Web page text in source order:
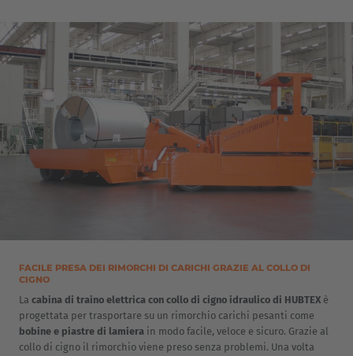
EUROPE
Belgium
Deutsch
Cesko
Deutschland
Deutsch
FACILE PRESA DEI RIMORCHI DI CARICHI GRAZIE AL COLLO DI
CIGNO
La cabina di traino elettrica con collo di cigno idraulico di HUBTEX è
progettata per trasportare su un rimorchio carichi pesanti come
bobine e piastre di lamiera in modo facile, veloce e sicuro. Grazie al
collo di cigno il rimorchio viene preso senza problemi. Una volta